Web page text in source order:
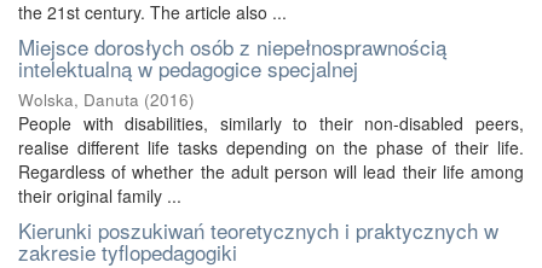
the 21st century. The article also ...
Miejsce dorosłych osób z niepełnosprawnością
intelektualną w pedagogice specjalnej
Wolska, Danuta (2016)
People with disabilities, similarly to their non-disabled peers,
realise different life tasks depending on the phase of their life.
Regardless of whether the adult person will lead their life among
their original family ...
Kierunki poszukiwań teoretycznych i praktycznych w
zakresie tyflopedagogiki